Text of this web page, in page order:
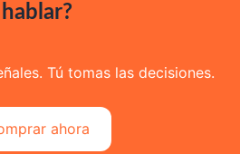
hablar?
Tú tomas las decisiones.
ahora